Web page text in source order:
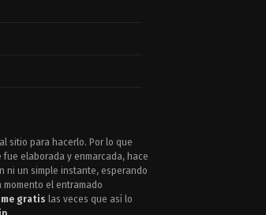
sitio para hacerlo. Por lo que
elaborada y enmarcada, hace
ni un simple instante, esperando
el entramado
gratis las veces que así lo